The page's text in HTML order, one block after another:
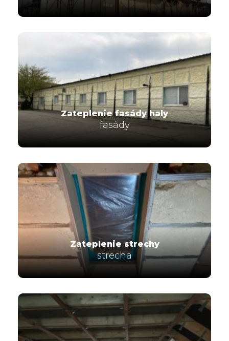
Zateplenie fasády haly
fasády
Zateplenie strechy
strecha